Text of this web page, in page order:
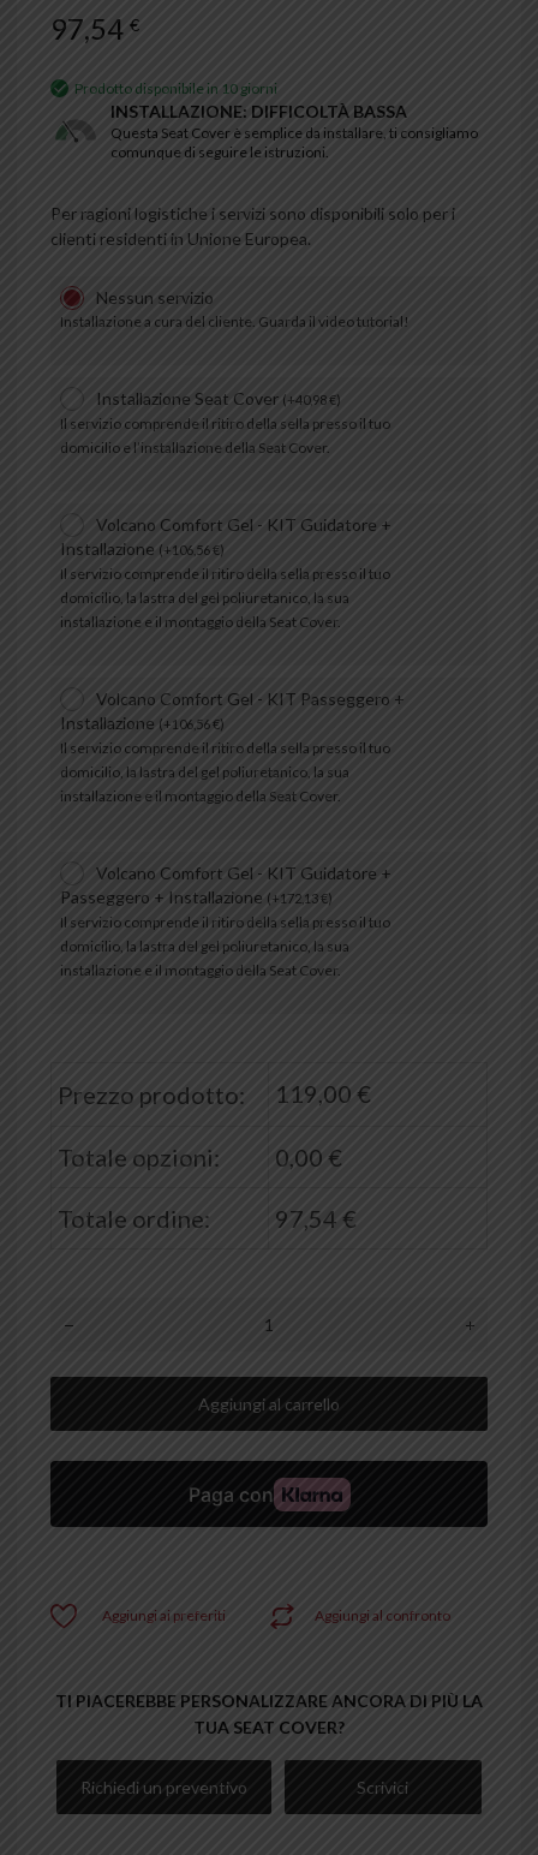
97,54 €
Prodotto disponibile in 10 giorni
INSTALLAZIONE: DIFFICOLTÀ BASSA
Questa Seat Cover è semplice da installare, ti consigliamo
comunque di seguire le istruzioni.
Per ragioni logistiche i servizi sono disponibili solo per i
clienti residenti in Unione Europea.
Nessun servizio
Installazione a cura del cliente. Guarda il video tutorial!
Installazione Seat Cover ( +40,98€)
Il servizio comprende il ritiro della sella presso il tuo
domicilio e l’installazione della Seat Cover.
Volcano Comfort Gel - KIT Guidatore +
Installazione (+106,56€)
Il servizio comprende il ritiro della sella presso il tuo
domicilio, la lastra del gel poliuretanico, la sua
installazione e il montaggio della Seat Cover.
Volcano Comfort Gel - KIT Passeggero +
Installazione (+106,56€)
Il servizio comprende il ritiro della sella presso il tuo
domicilio, la lastra del gel poliuretanico, la sua
installazione e il montaggio della Seat Cover.
Volcano Comfort Gel - KIT Guidatore +
Passeggero + Installazione (+172,13€)
Il servizio comprende il ritiro della sella presso il tuo
domicilio, la lastra del gel poliuretanico, la sua
installazione e il montaggio della Seat Cover.
Prezzo prodotto: 119,00 €
Totale opzioni: 0,00 €
Totale ordine: 97,54 €
Aggiungi al carrello
Aggiungi al confronto
Aggiungi ai preferiti
TI PIACEREBBE PERSONALIZZARE ANCORA DI PIÙ LA
TUA SEAT COVER?
Richiedi un preventivo Scrivici